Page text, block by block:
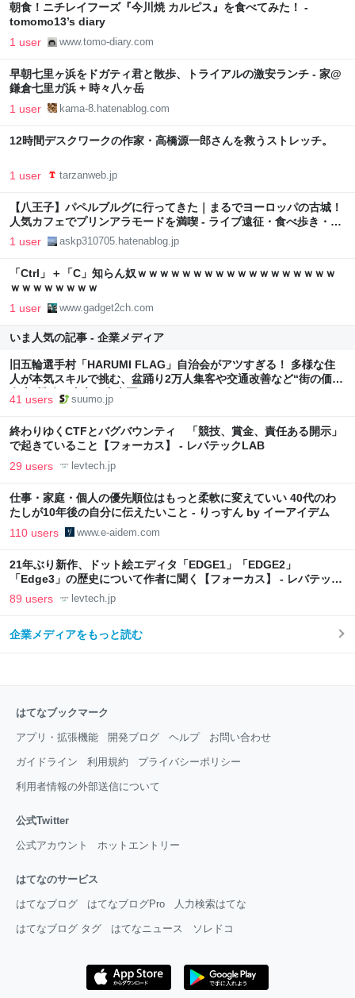
朝食！ニチレイフーズ『今川焼 カルピス』を食べてみた！ -
tomomo13’s diary
1 user www.tomo-diary.com
早朝七里ヶ浜をドガティ君と散歩、トライアルの激安ランチ - 家@
鎌倉七里ガ浜 + 時々八ヶ岳
1 user kama-8.hatenablog.com
12時間デスクワークの作家・高橋源一郎さんを救うストレッチ。
1 user tarzanweb.jp
【八王子】パペルブルグに行ってきた｜まるでヨーロッパの古城！
人気カフェでプリンアラモードを満喫 - ライブ遠征・食べ歩き・旅
行の記録｜全力で楽しむ趣味ブログ
1 user askp310705.hatenablog.jp
「Ctrl」＋「C」知らん奴ｗｗｗｗｗｗｗｗｗｗｗｗｗｗｗｗｗｗ
ｗｗｗｗｗｗｗｗ
1 user www.gadget2ch.com
いま人気の記事 - 企業メディア
旧五輪選手村「HARUMI FLAG」自治会がアツすぎる！ 多様な住
人が本気スキルで挑む、盆踊り2万人集客や交通改善など“街の価値
向上”戦略 東京・中央区
41 users suumo.jp
終わりゆくCTFとバグバウンティ 「競技、賞金、責任ある開示」
で起きていること【フォーカス】 - レバテックLAB
29 users levtech.jp
仕事・家庭・個人の優先順位はもっと柔軟に変えていい 40代のわ
たしが10年後の自分に伝えたいこと - りっすん by イーアイデム
110 users www.e-aidem.com
21年ぶり新作、ドット絵エディタ「EDGE1」「EDGE2」
「Edge3」の歴史について作者に聞く【フォーカス】 - レバテック
LAB
89 users levtech.jp
企業メディアをもっと読む
はてなブックマーク
アプリ・拡張機能 開発ブログ ヘルプ お問い合わせ
ガイドライン 利用規約 プライバシーポリシー
利用者情報の外部送信について
公式Twitter
公式アカウント ホットエントリー
はてなのサービス
はてなブログ はてなブログPro 人力検索はてな
はてなブログ タグ はてなニュース ソレドコ